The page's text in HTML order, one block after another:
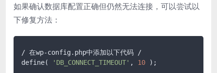
如果确认数据库配置正确但仍然无法连接，可以尝试以
下修复方法：
/ 在wp-config.php中添加以下代码 /
define(
'DB_CONNECT_TIMEOUT' , 10 );